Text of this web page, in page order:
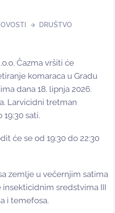
DRUŠTVO
Čazma vršiti će
komaraca u Gradu
dana 18. lipnja 2026.
Larvicidni tretman
sati.
će se od 19:30 do 22:30
zemlje u večernjim satima
sredstvima III
i temefosa.